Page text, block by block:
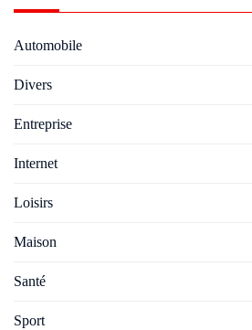
Automobile
Divers
Entreprise
Internet
Loisirs
Maison
Santé
Sport